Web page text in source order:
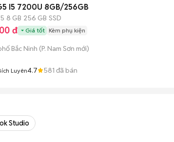
I5 7200U 8GB/256GB
8 GB 256 GB SSD
đ Giá tốt Kèm phụ kiện
Bắc Ninh (P. Nam Sơn mới)
Luyên4.7 581 đã bán
Studio